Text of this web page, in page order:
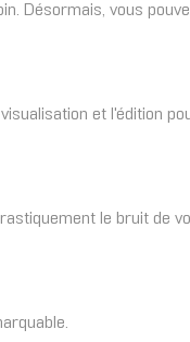
Désormais, vous
et l'édition
le bruit de